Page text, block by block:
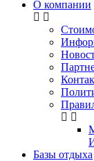
О компании
Базы отдыха